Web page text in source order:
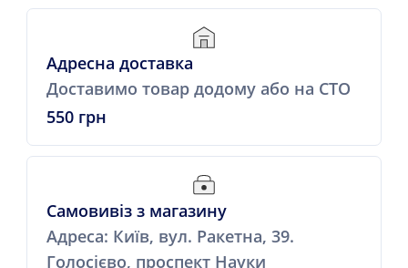
Адресна доставка
Доставимо товар додому або на СТО
550 грн
Самовивіз з магазину
Адреса: Київ, вул. Ракетна, 39.
Голосієво, проспект Науки